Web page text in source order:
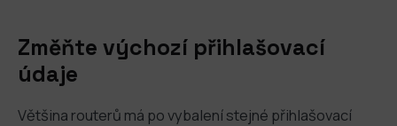
Změňte výchozí přihlašovací
údaje
Většina routerů má po vybalení stejné přihlašovací